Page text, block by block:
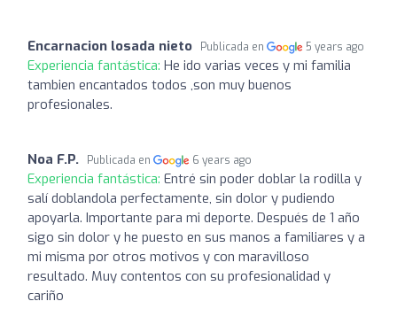
Encarnacion losada nieto Publicada en 5 years ago
Experiencia fantástica: He ido varias veces y mi familia
tambien encantados todos ,son muy buenos
profesionales.
Noa F.P. Publicada en 6 years ago
Experiencia fantástica: Entré sin poder doblar la rodilla y
salí doblandola perfectamente, sin dolor y pudiendo
apoyarla. Importante para mi deporte. Después de 1 año
sigo sin dolor y he puesto en sus manos a familiares y a
mi misma por otros motivos y con maravilloso
resultado. Muy contentos con su profesionalidad y
cariño